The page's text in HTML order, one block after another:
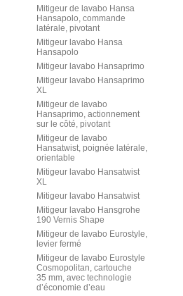
Mitigeur de lavabo Hansa
Hansapolo, commande
latérale, pivotant
Mitigeur lavabo Hansa
Hansapolo
Mitigeur lavabo Hansaprimo
Mitigeur lavabo Hansaprimo
XL
Mitigeur de lavabo
Hansaprimo, actionnement
sur le côté, pivotant
Mitigeur de lavabo
Hansatwist, poignée latérale,
orientable
Mitigeur lavabo Hansatwist
XL
Mitigeur lavabo Hansatwist
Mitigeur lavabo Hansgrohe
190 Vernis Shape
Mitigeur de lavabo Eurostyle,
levier fermé
Mitigeur de lavabo Eurostyle
Cosmopolitan, cartouche
35 mm, avec technologie
d’économie d’eau